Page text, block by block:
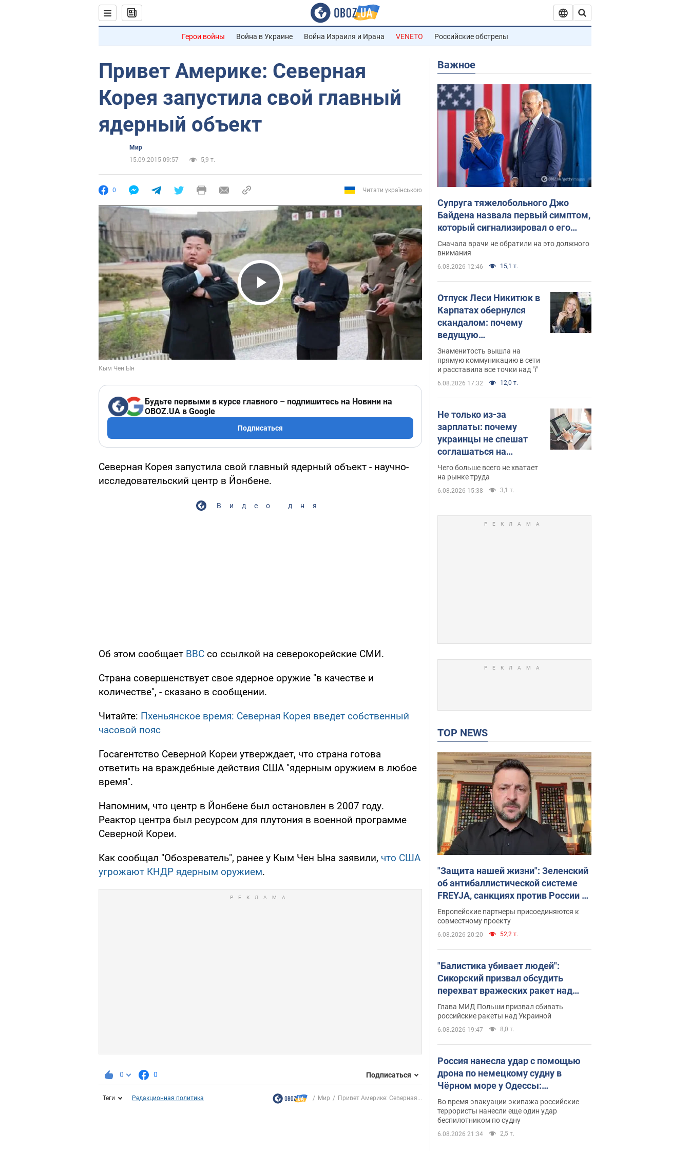
Герои войны Война в Украине Война Израиля и Ирана VENETO Российские обстрелы
Привет Америке: Северная
Корея запустила свой главный
ядерный объект
Мир
15.09.2015 09:57
5,9 т.
0 Читати українською
Play Video
Будьте первыми в курсе главного – подпишитесь на Новини на
OBOZ.UA в Google
Подписаться
Северная Корея запустила свой главный ядерный объект - научно-
исследовательский центр в Йонбене.
Видео дня
Об этом сообщает ВВС со ссылкой на северокорейские СМИ.
Страна совершенствует свое ядерное оружие "в качестве и
количестве", - сказано в сообщении.
Читайте: Пхеньянское время: Северная Корея введет собственный
часовой пояс
Госагентство Северной Кореи утверждает, что страна готова
ответить на враждебные действия США "ядерным оружием в любое
время".
Напомним, что центр в Йонбене был остановлен в 2007 году.
Реактор центра был ресурсом для плутония в военной программе
Северной Кореи.
Как сообщал "Обозреватель", ранее у Кым Чен Ына заявили, что США
угрожают КНДР ядерным оружием.
0 0 Подписаться
Теги Редакционная политика Мир Привет Америке: Северная...
Важное
Супруга тяжелобольного Джо
Байдена назвала первый симптом,
который сигнализировал о его
"агрессивном" раке
Сначала врачи не обратили на это должного
внимания
6.08.2026 12:46 15,1 т.
Отпуск Леси Никитюк в
Карпатах обернулся
скандалом: почему
ведущую
несправедливо
захейтили
Знаменитость вышла на
прямую коммуникацию в сети
и расставила все точки над "i"
6.08.2026 17:32 12,0 т.
Не только из-за
зарплаты: почему
украинцы не спешат
соглашаться на
вакансии
Чего больше всего не хватает
на рынке труда
6.08.2026 15:38 3,1 т.
TOP NEWS
"Защита нашей жизни": Зеленский
об антибаллистической системе
FREYJA, санкциях против России и
поддержке аграриев. Видео
Европейские партнеры присоединяются к
совместному проекту
6.08.2026 20:20 52,2 т.
"Балистика убивает людей":
Сикорский призвал обсудить
перехват вражеских ракет над
Украиной
Глава МИД Польши призвал сбивать
российские ракеты над Украиной
6.08.2026 19:47 8,0 т.
Россия нанесла удар с помощью
дрона по немецкому судну в
Чёрном море у Одессы:
подробности
Во время эвакуации экипажа российские
террористы нанесли еще один удар
беспилотником по судну
6.08.2026 21:34 2,5 т.